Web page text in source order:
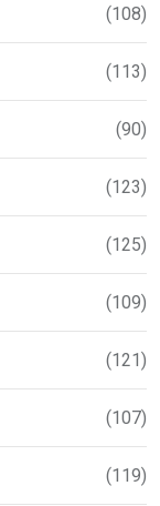
(108)
(113)
(90)
(123)
(125)
(109)
(121)
(107)
(119)